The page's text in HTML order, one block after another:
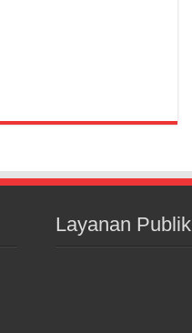
Layanan Publik